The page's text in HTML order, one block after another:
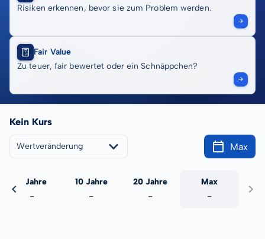
Risiken erkennen, bevor sie zum Problem werden.
Fair Value
Zu teuer, fair bewertet oder ein Schnäppchen?
Kein Kurs
Wertveränderung Max
5 Jahre
-
10 Jahre
-
20 Jahre
-
Max
-